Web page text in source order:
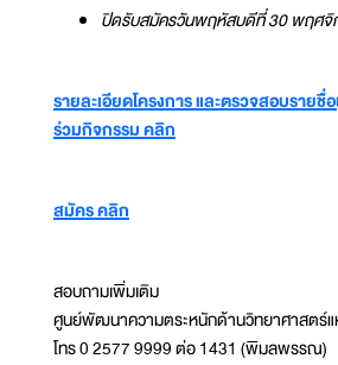
ปิดรับสมัครวันพฤหัสบดีที่ 30 พฤศจิ
รายละเอียดโครงการ และตรวจสอบรายชื่
ร่วมกิจกรรม คลิก
สมัคร คลิก
สอบถามเพิ่มเติม
ศูนย์พัฒนาความตระหนักด้านวิทยาศาสตร์แ
โทร 0 2577 9999 ต่อ 1431 (พิมลพรรณ)